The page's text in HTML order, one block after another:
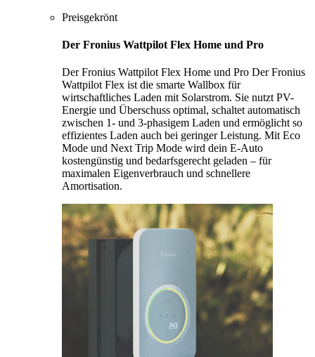
Preisgekrönt
Der Fronius Wattpilot Flex Home und Pro
Der Fronius Wattpilot Flex Home und Pro Der Fronius
Wattpilot Flex ist die smarte Wallbox für
wirtschaftliches Laden mit Solarstrom. Sie nutzt PV-
Energie und Überschuss optimal, schaltet automatisch
zwischen 1- und 3-phasigem Laden und ermöglicht so
effizientes Laden auch bei geringer Leistung. Mit Eco
Mode und Next Trip Mode wird dein E-Auto
kostengünstig und bedarfsgerecht geladen – für
maximalen Eigenverbrauch und schnellere
Amortisation.